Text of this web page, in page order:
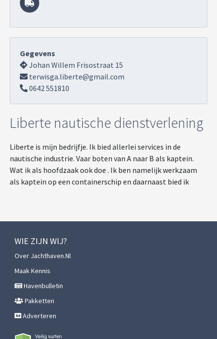
Gegevens
Johan Willem Frisostraat 15
terwisga.liberte@gmail.com
0642 551810
Liberte nautische dienstverlening
Liberte is mijn bedrijfje. Ik bied allerlei services in de
nautische industrie. Vaar boten van A naar B als kaptein.
Wat ik als hoofdzaak ook doe . Ik ben namelijk werkzaam
als kaptein op een containerschip en daarnaast bied ik
WIE ZIJN WIJ?
Over Jachthaven.nl
Maak Kennis
Havenbulletin
Pakketten
Adverteren